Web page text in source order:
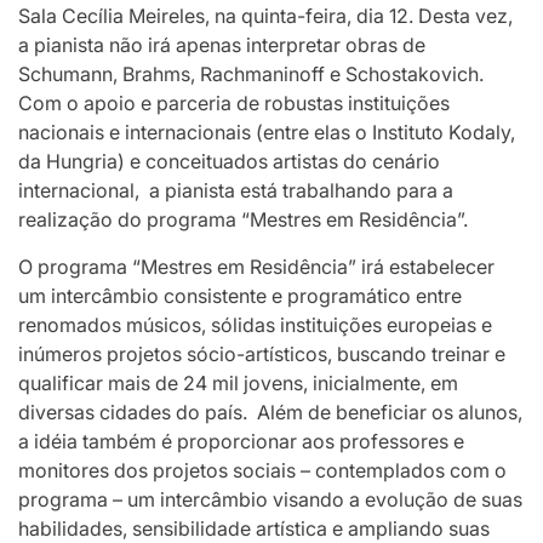
Sala Cecília Meireles, na quinta-feira, dia 12. Desta vez,
a pianista não irá apenas interpretar obras de
Schumann, Brahms, Rachmaninoff e Schostakovich.
Com o apoio e parceria de robustas instituições
nacionais e internacionais (entre elas o Instituto Kodaly,
da Hungria) e conceituados artistas do cenário
internacional, a pianista está trabalhando para a
realização do programa “Mestres em Residência”.
O programa “Mestres em Residência” irá estabelecer
um intercâmbio consistente e programático entre
renomados músicos, sólidas instituições europeias e
inúmeros projetos sócio-artísticos, buscando treinar e
qualificar mais de 24 mil jovens, inicialmente, em
diversas cidades do país. Além de beneficiar os alunos,
a idéia também é proporcionar aos professores e
monitores dos projetos sociais – contemplados com o
programa – um intercâmbio visando a evolução de suas
habilidades, sensibilidade artística e ampliando suas